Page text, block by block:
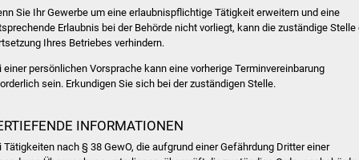
Sie Ihr Gewerbe um eine erlaubnispflichtige Tätigkeit erweitern und eine
Erlaubnis bei der Behörde nicht vorliegt, kann die zuständige Stelle
Ihres Betriebes verhindern.
einer persönlichen Vorsprache kann eine vorherige Terminvereinbarung
sein. Erkundigen Sie sich bei der zuständigen Stelle.
INFORMATIONEN
Tätigkeiten nach § 38 GewO, die aufgrund einer Gefährdung Dritter einer